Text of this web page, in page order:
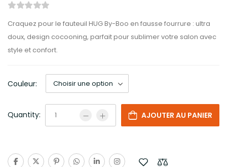
Craquez pour le fauteuil HUG By-Boo en fausse fourrure : ultra
doux, design cocooning, parfait pour sublimer votre salon avec
style et confort.
Couleur:
Quantity: AJOUTER AU PANIER